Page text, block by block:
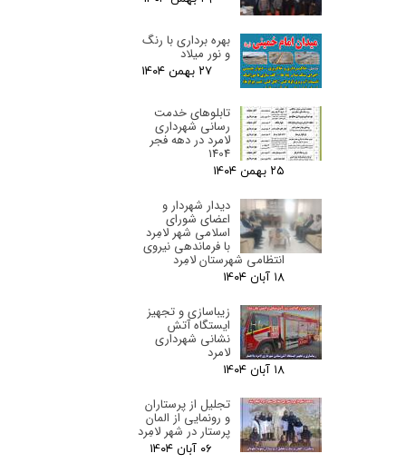
بهره برداری با رنگ
و نور میلاد
۲۷ بهمن ۰۴
تابلوهای خدمت
رسانی شهرداری
لامرد در دهه فجر
1404
۲۵ بهمن ۰۴
دیدار شهردار و
اعضای شورای
اسلامی شهر لامِرد
با فرماندهی نیروی
انتظامی شهرستان لامِرد
۱۸ آبان ۰۴
زیباسازی و تجهیز
ایستگاه آتش
نشانی شهرداری
لامرد
۱۸ آبان ۰۴
تجلیل از پرستاران
و رونمایی از المان
پرستار در شهر لامِرد
۰۶ آبان ۰۴